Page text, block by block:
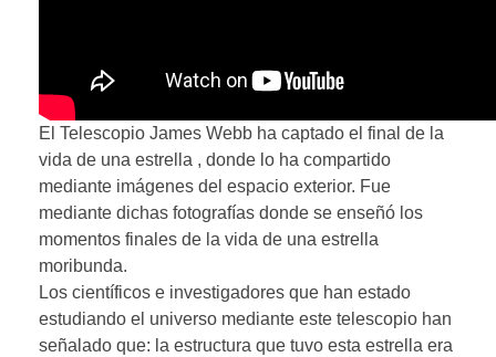
El Telescopio James Webb ha captado el final de la
vida de una estrella , donde lo ha compartido
mediante imágenes del espacio exterior. Fue
mediante dichas fotografías donde se enseñó los
momentos finales de la vida de una estrella
moribunda.
Los científicos e investigadores que han estado
estudiando el universo mediante este telescopio han
señalado que: la estructura que tuvo esta estrella era